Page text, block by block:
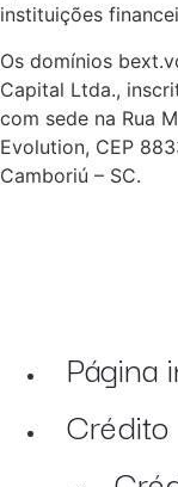
instituições
Os domínios
Capital Ltda.,
com sede na Rua
Evolution, CEP
Camboriú – SC.
Página
Crédito